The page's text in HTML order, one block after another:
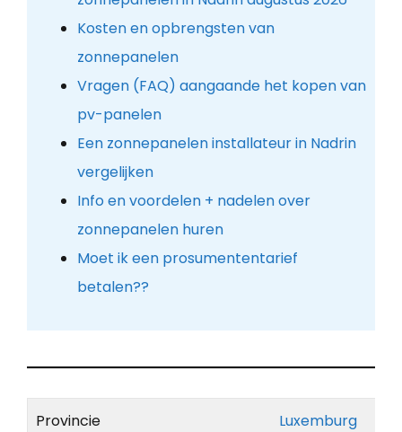
Kosten en opbrengsten van
zonnepanelen
Vragen (FAQ) aangaande het kopen van
pv-panelen
Een zonnepanelen installateur in Nadrin
vergelijken
Info en voordelen + nadelen over
zonnepanelen huren
Moet ik een prosumententarief
betalen??
Provincie Luxemburg